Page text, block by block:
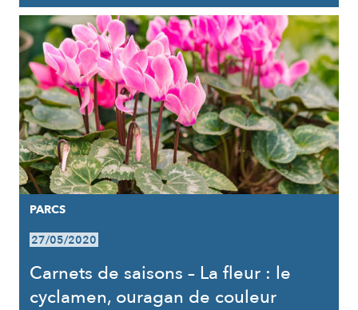
PARCS
27/05/2020
Carnets de saisons – La fleur : le
cyclamen, ouragan de couleur